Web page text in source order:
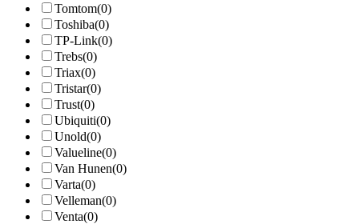
Tomtom(0)
Toshiba(0)
TP-Link(0)
Trebs(0)
Triax(0)
Tristar(0)
Trust(0)
Ubiquiti(0)
Unold(0)
Valueline(0)
Van Hunen(0)
Varta(0)
Velleman(0)
Venta(0)